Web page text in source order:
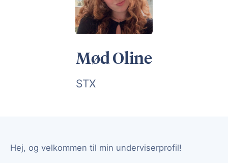
Kundeudtalelser
Undervisere
Mød Oline
STX
Hej, og velkommen til min underviserprofil!